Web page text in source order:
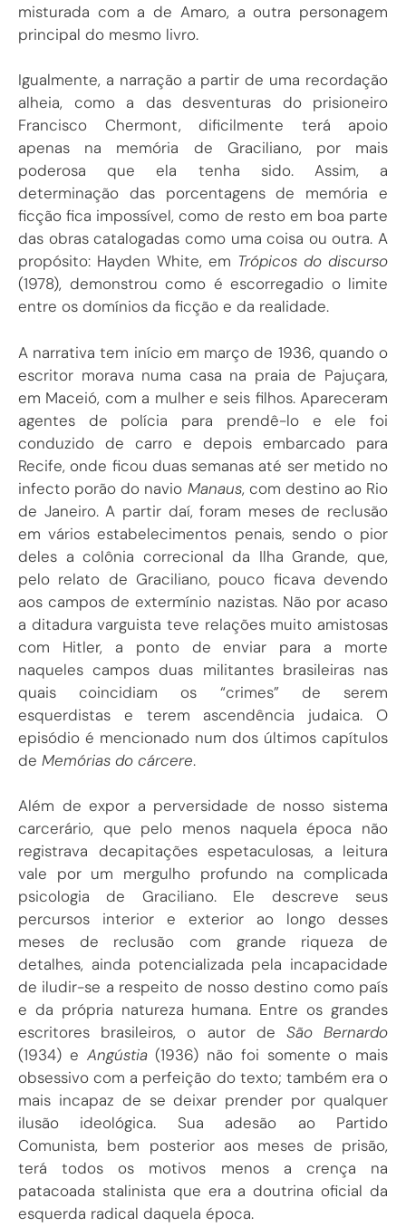
misturada com a de Amaro, a outra personagem
principal do mesmo livro.
Igualmente, a narração a partir de uma recordação
alheia, como a das desventuras do prisioneiro
Francisco Chermont, dificilmente terá apoio
apenas na memória de Graciliano, por mais
poderosa que ela tenha sido. Assim, a
determinação das porcentagens de memória e
ficção fica impossível, como de resto em boa parte
das obras catalogadas como uma coisa ou outra. A
propósito: Hayden White, em Trópicos do discurso
(1978), demonstrou como é escorregadio o limite
entre os domínios da ficção e da realidade.
A narrativa tem início em março de 1936, quando o
escritor morava numa casa na praia de Pajuçara,
em Maceió, com a mulher e seis filhos. Apareceram
agentes de polícia para prendê-lo e ele foi
conduzido de carro e depois embarcado para
Recife, onde ficou duas semanas até ser metido no
infecto porão do navio Manaus, com destino ao Rio
de Janeiro. A partir daí, foram meses de reclusão
em vários estabelecimentos penais, sendo o pior
deles a colônia correcional da Ilha Grande, que,
pelo relato de Graciliano, pouco ficava devendo
aos campos de extermínio nazistas. Não por acaso
a ditadura varguista teve relações muito amistosas
com Hitler, a ponto de enviar para a morte
naqueles campos duas militantes brasileiras nas
quais coincidiam os “crimes” de serem
esquerdistas e terem ascendência judaica. O
episódio é mencionado num dos últimos capítulos
de Memórias do cárcere.
Além de expor a perversidade de nosso sistema
carcerário, que pelo menos naquela época não
registrava decapitações espetaculosas, a leitura
vale por um mergulho profundo na complicada
psicologia de Graciliano. Ele descreve seus
percursos interior e exterior ao longo desses
meses de reclusão com grande riqueza de
detalhes, ainda potencializada pela incapacidade
de iludir-se a respeito de nosso destino como país
e da própria natureza humana. Entre os grandes
escritores brasileiros, o autor de São Bernardo
(1934) e Angústia(1936) não foi somente o mais
obsessivo com a perfeição do texto; também era o
mais incapaz de se deixar prender por qualquer
ilusão ideológica. Sua adesão ao Partido
Comunista, bem posterior aos meses de prisão,
terá todos os motivos menos a crença na
patacoada stalinista que era a doutrina oficial da
esquerda radical daquela época.